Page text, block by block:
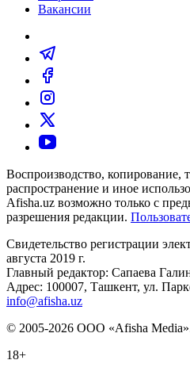
Вакансии
Воспроизводство, копирование,
распространение и иное
Afisha.uz возможно только с
разрешения редакции.
Свидетельство регистрации
августа 2019 г.
Главный редактор: Сапаева
Адрес: 100007, Ташкент, ул.
info@afisha.uz
© 2005-2026 ООО «Afisha
18+